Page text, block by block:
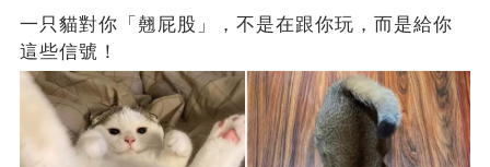
一只貓對你「翹屁股」，不是在跟你玩，而是給你
這些信號！